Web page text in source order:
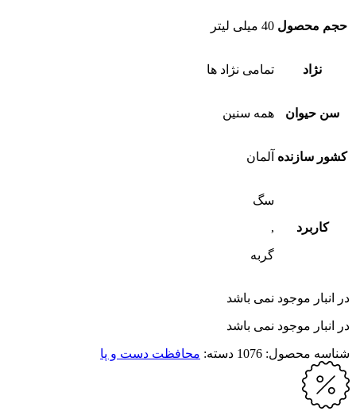
حجم محصول 40 میلی لیتر
نژاد تمامی نژاد ها
سن حیوان همه سنین
کشور سازنده آلمان
کاربرد
سگ
,
گربه
در انبار موجود نمی باشد
در انبار موجود نمی باشد
شناسه محصول: 1076 دسته: محافظت دست و پا